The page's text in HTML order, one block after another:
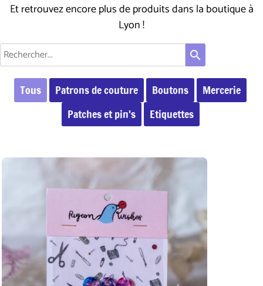
Et retrouvez encore plus de produits dans la boutique à
Lyon !
search
Tous Patrons de couture Boutons
Mercerie
Patches et pin's
Etiquettes